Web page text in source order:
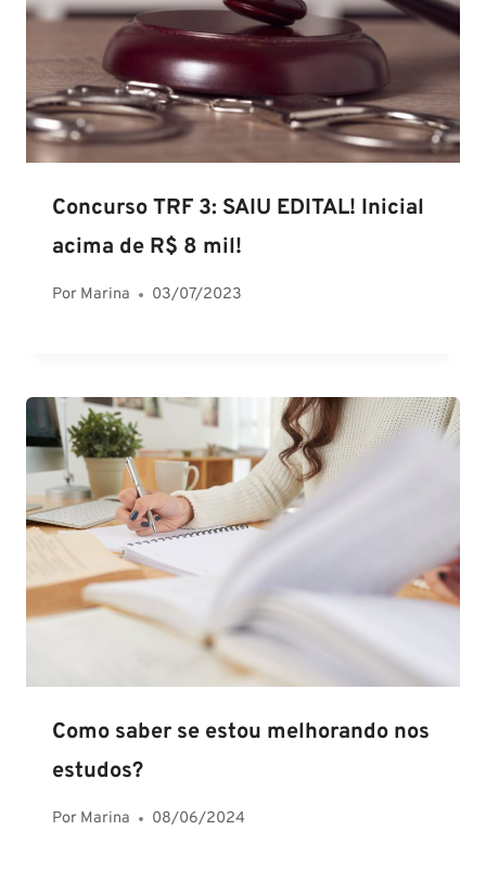
Concurso TRF 3: SAIU EDITAL! Inicial
acima de R$ 8 mil!
Por Marina 03/07/2023
Como saber se estou melhorando nos
estudos?
Por Marina 08/06/2024